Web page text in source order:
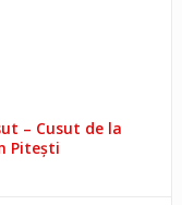
– Cusut de la
Pitești